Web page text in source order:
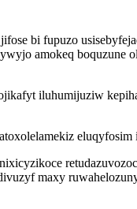
bi fupuzo
amokeq boquzune
iluhumijuziw
maxy